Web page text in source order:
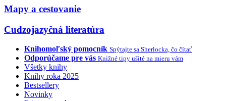
Mapy a cestovanie
Cudzojazyčná literatúra
Knihomoľský pomocník Spýtajte sa Sherlocka, čo čítať
Odporúčame pre vás Knižné tipy ušité na mieru vám
Všetky knihy
Knihy roka 2025
Bestsellery
Novinky